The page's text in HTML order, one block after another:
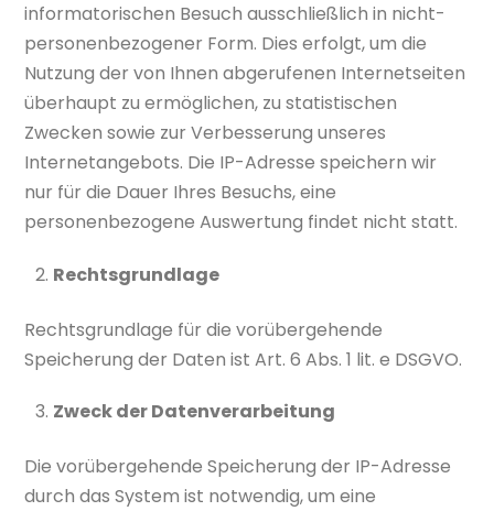
informatorischen Besuch ausschließlich in nicht-
personenbezogener Form. Dies erfolgt, um die
Nutzung der von Ihnen abgerufenen Internetseiten
überhaupt zu ermöglichen, zu statistischen
Zwecken sowie zur Verbesserung unseres
Internetangebots. Die IP-Adresse speichern wir
nur für die Dauer Ihres Besuchs, eine
personenbezogene Auswertung findet nicht statt.
Rechtsgrundlage
Rechtsgrundlage für die vorübergehende
Speicherung der Daten ist Art. 6 Abs. 1 lit. e DSGVO.
Zweck der Datenverarbeitung
Die vorübergehende Speicherung der IP-Adresse
durch das System ist notwendig, um eine